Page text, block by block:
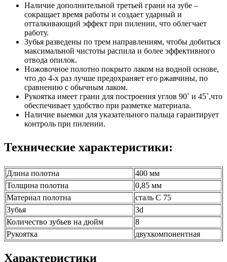
Наличие дополнительной третьей грани на зубе –
сокращает время работы и создает ударный и
отталкивающий эффект при пилении, что облегчает
работу.
Зубья разведены по трем направлениям, чтобы добиться
максимальной чистоты распила и более эффективного
отвода опилок.
Ножовочное полотно покрыто лаком на водной основе,
что до 4-х раз лучше предохраняет его ржавчины, по
сравнению с обычным лаком.
Рукоятка имеет грани для построения углов 90˚ и 45˚,что
обеспечивает удобство при разметке материала.
Наличие выемки для указательного пальца гарантирует
контроль при пилении.
Технические характеристики:
Длина полотна
400 мм
Толщина полотна
0,85 мм
Материал полотна
сталь С 75
Зубья
3d
Количество зубьев на дюйм
8
Рукоятка
двухкомпонентная
Характеристики